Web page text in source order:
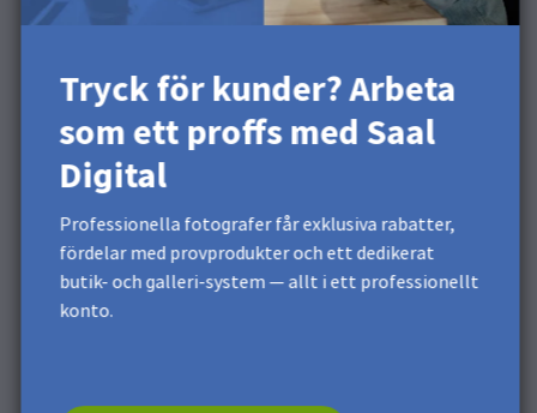
Tryck för kunder? Arbeta
som ett proffs med Saal
Digital
Professionella fotografer får exklusiva rabatter,
fördelar med provprodukter och ett dedikerat
butik- och galleri-system — allt i ett professionellt
konto.